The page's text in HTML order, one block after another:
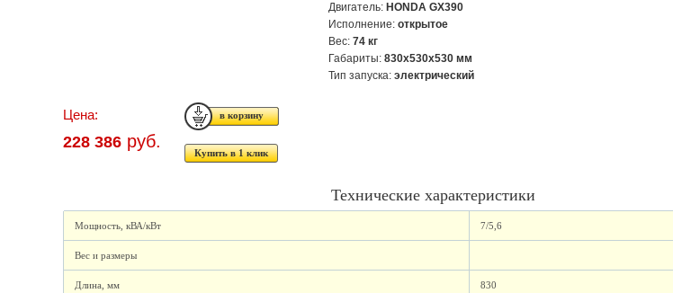
Двигатель: HONDA GX390
Исполнение:открытое
Вес:74 кг
Габариты:830x530x530 мм
Тип запуска:электрический
Цена:
228 386 руб.
Купить в 1 клик
Технические характеристики
Мощность, кВА/кВт 7/5,6
Вес и размеры
Длина, мм 830